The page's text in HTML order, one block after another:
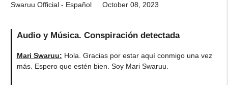
Swaruu Official - Español October 08, 2023
Audio y Música. Conspiración detectada
Mari Swaruu: Hola. Gracias por estar aquí conmigo una vez
más. Espero que estén bien. Soy Mari Swaruu.